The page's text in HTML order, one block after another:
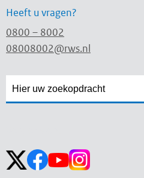
Heeft u vragen?
0800 – 8002
08008002@rws.nl